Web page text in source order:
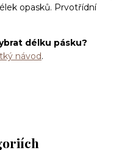
opasků. Prvotřídní
délku pásku?
návod.